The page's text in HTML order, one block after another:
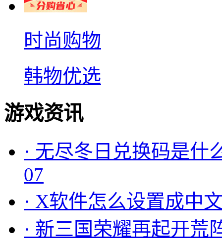
时尚购物
韩物优选
游戏资讯
· 无尽冬日兑换码是什
07
· X软件怎么设置成中
· 新三国荣耀再起开荒